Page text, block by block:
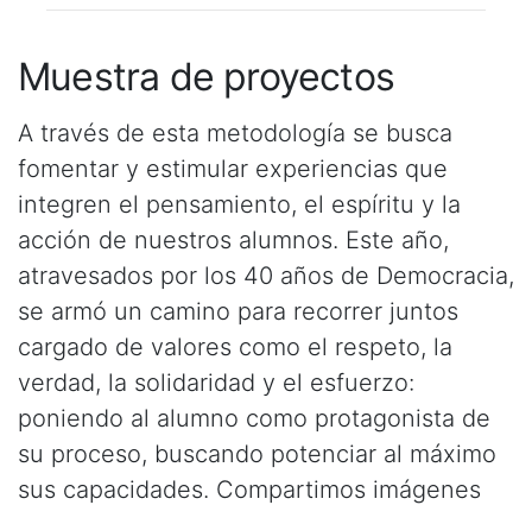
Muestra de proyectos
A través de esta metodología se busca
fomentar y estimular experiencias que
integren el pensamiento, el espíritu y la
acción de nuestros alumnos. Este año,
atravesados por los 40 años de Democracia,
se armó un camino para recorrer juntos
cargado de valores como el respeto, la
verdad, la solidaridad y el esfuerzo:
poniendo al alumno como protagonista de
su proceso, buscando potenciar al máximo
sus capacidades. Compartimos imágenes